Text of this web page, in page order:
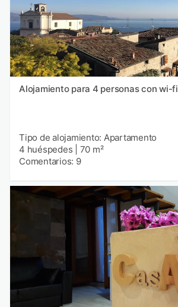
Alojamiento para 4 personas con wi-fi
Tipo de alojamiento: Apartamento
4 huéspedes
70 m²
Comentarios: 9